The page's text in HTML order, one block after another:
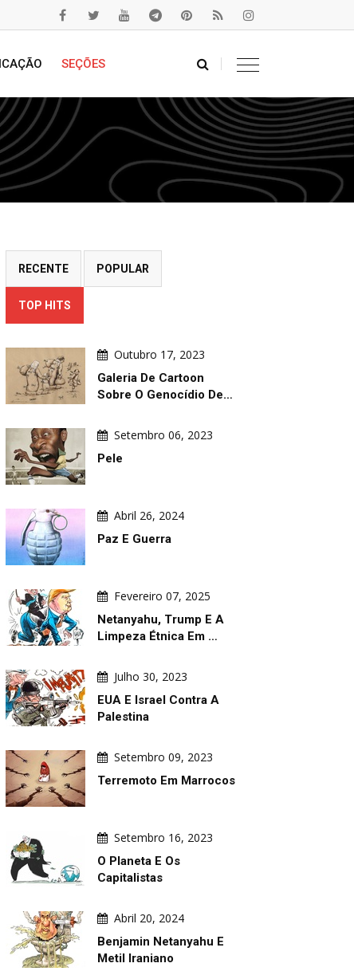
SEÇÕES
ARTE DIÁRIA
RECENTE POPULAR
TOP HITS
Outubro 17, 2023
Galeria De Cartoon
Sobre O Genocídio De…
Setembro 06, 2023
Pele
Abril 26, 2024
Paz E Guerra
Fevereiro 07, 2025
Netanyahu, Trump E A
Limpeza Étnica Em …
Julho 30, 2023
EUA E Israel Contra A
Palestina
Setembro 09, 2023
Terremoto Em Marrocos
Setembro 16, 2023
O Planeta E Os
Capitalistas
Abril 20, 2024
Benjamin Netanyahu E
Metil Iraniano